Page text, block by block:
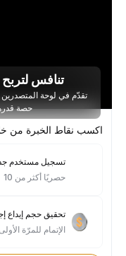
تنافس لتربح
حصة قدرها 2,500 USDT كل أسبوع.
اكسب نقاط الخبرة من خلال
تسجيل مستخدم جديد
حصريًا أكثر من 10
الإتمام للمرّة الأولى+30